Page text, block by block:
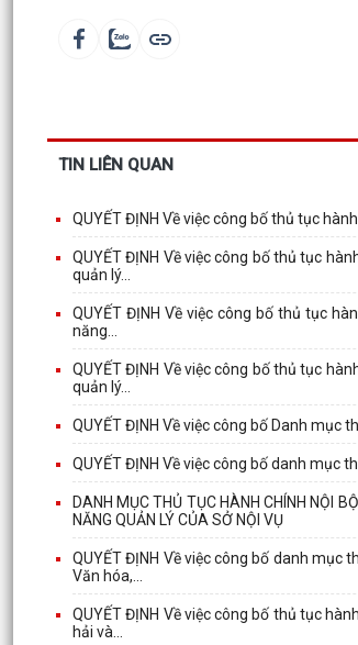
TIN LIÊN QUAN
QUYẾT ĐỊNH Về việc công bố thủ tục
QUYẾT ĐỊNH Về việc công bố thủ tục
quản lý...
QUYẾT ĐỊNH Về việc công bố thủ tục
năng...
QUYẾT ĐỊNH Về việc công bố thủ tục
quản lý...
QUYẾT ĐỊNH Về việc công bố Danh mục
QUYẾT ĐỊNH Về việc công bố danh mục
DANH MỤC THỦ TỤC HÀNH CHÍNH NỘI
NĂNG QUẢN LÝ CỦA SỞ NỘI VỤ
QUYẾT ĐỊNH Về việc công bố danh
Văn hóa,...
QUYẾT ĐỊNH Về việc công bố thủ tục
hải và...